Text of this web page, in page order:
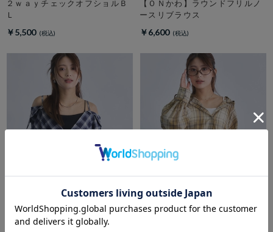
２ｗａｙチェックオフショルＢ
Ｌ
￥5,500
【ＯＮかわ】ラウンドフリルノ
ースリブラウス
￥6,600